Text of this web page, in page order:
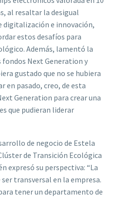
al resaltar la desigual
e innovación,
estos desafíos para
Además, lamentó la
Next Generation y
gustado que no se hubiera
en pasado, creo, de esta
Generation para crear una
que pudieran liderar
de negocio de Estela
de Transición Ecológica
expresó su perspectiva: “La
transversal en la empresa.
tener un departamento de